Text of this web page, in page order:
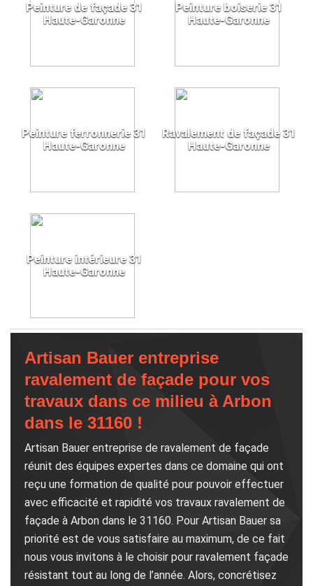
Peinture de façade 31
Haute-Garonne
Peinture boiserie 31
Haute-Garonne
Peinture ferronnerie 31
Haute-Garonne
Ravalement de façade 31
Haute-Garonne
Peinture intérieure 31
Haute-Garonne
Artisan Bauer entreprise
ravalement de façade pour vos
travaux dans ce milieu à Arbon
dans le 31160 !
Artisan Bauer entreprise de ravalement de façade
réunit des équipes expertes dans ce domaine qui ont
reçu une formation de qualité pour pouvoir effectuer
avec efficacité et rapidité vos travaux ravalement de
façade à Arbon dans le 31160. Pour Artisan Bauer sa
priorité est de vous satisfaire au maximum, de ce fait
nous vous invitons à le choisir pour ravalement façade
résistant tout au long de l’année. Alors, concrétisez